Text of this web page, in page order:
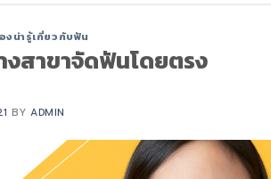
งน่ารู้เกี่ยวกับฟัน
สาขาจัดฟันโดยตรง
BYADMIN